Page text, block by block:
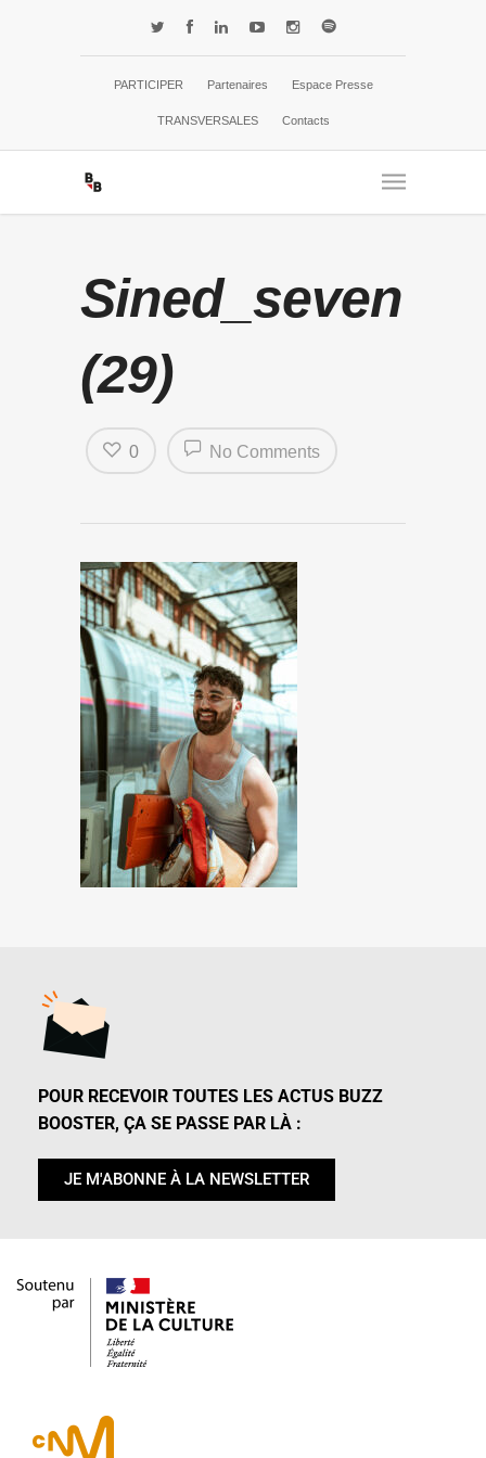
PARTICIPER Partenaires Espace Presse
TRANSVERSALES Contacts
Sined_seven
(29)
No Comments
0
POUR RECEVOIR TOUTES LES ACTUS BUZZ
BOOSTER, ÇA SE PASSE PAR LÀ :
JE M'ABONNE À LA NEWSLETTER